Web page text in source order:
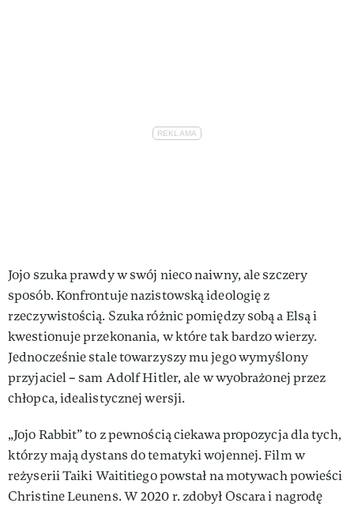
Jojo szuka prawdy w swój nieco naiwny, ale szczery
sposób. Konfrontuje nazistowską ideologię z
rzeczywistością. Szuka różnic pomiędzy sobą a Elsą i
kwestionuje przekonania, w które tak bardzo wierzy.
Jednocześnie stale towarzyszy mu jego wymyślony
przyjaciel – sam Adolf Hitler, ale w wyobrażonej przez
chłopca, idealistycznej wersji.
„Jojo Rabbit” to z pewnością ciekawa propozycja dla tych,
którzy mają dystans do tematyki wojennej. Film w
reżyserii Taiki Waititiego powstał na motywach powieści
Christine Leunens. W 2020 r. zdobył Oscara i nagrodę